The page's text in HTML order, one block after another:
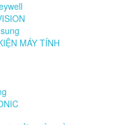
MÁY TÍNH